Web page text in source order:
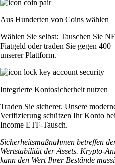
Aus Hunderten von Coins wählen
Wählen Sie selbst: Tauschen Sie
Fiatgeld oder traden Sie gegen
unserer Plattform.
Integrierte Kontosicherheit nutzen
Traden Sie sicherer. Unsere
Verifizierung schützen Ihr Konto
Income ETF-Tausch.
Sicherheitsmaßnahmen betreffen
Wertstabilität der Assets. Krypto-
kann den Wert Ihrer Bestände